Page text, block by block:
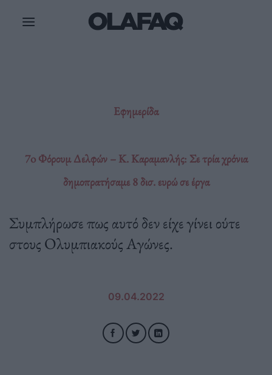
Εφημερίδα
7o Φόρουμ Δελφών – Κ. Καραμανλής: Σε τρία χρόνια
δημοπρατήσαμε 8 δισ. ευρώ σε έργα
Συμπλήρωσε πως αυτό δεν είχε γίνει ούτε
στους Ολυμπιακούς Αγώνες.
09.04.2022